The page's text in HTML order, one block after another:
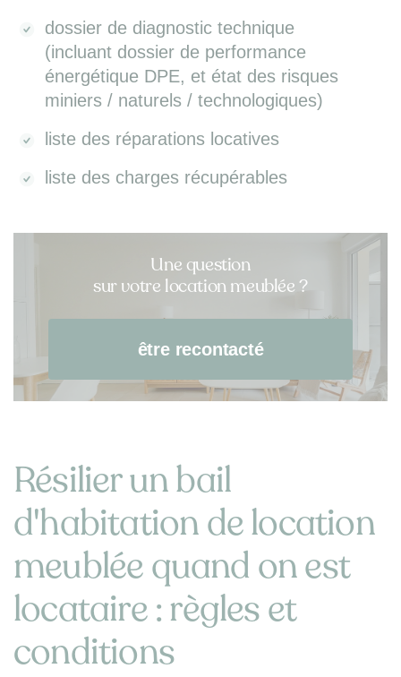
dossier de diagnostic technique
(incluant dossier de performance
énergétique DPE, et état des risques
miniers / naturels / technologiques)
liste des réparations locatives
liste des charges récupérables
Une question
sur votre location meublée ?
être recontacté
Résilier un bail
d'habitation de location
meublée quand on est
locataire : règles et
conditions